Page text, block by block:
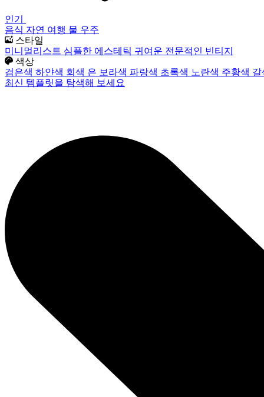
인기
음식 자연 여행 물 우주
스타일
미니멀리스트 심플한 에스테틱 귀여운 전문적인 빈티지
색상
검은색 하얀색 회색 은 보라색 파랑색 초록색 노란색 주황색
최신 템플릿을 탐색해 보세요